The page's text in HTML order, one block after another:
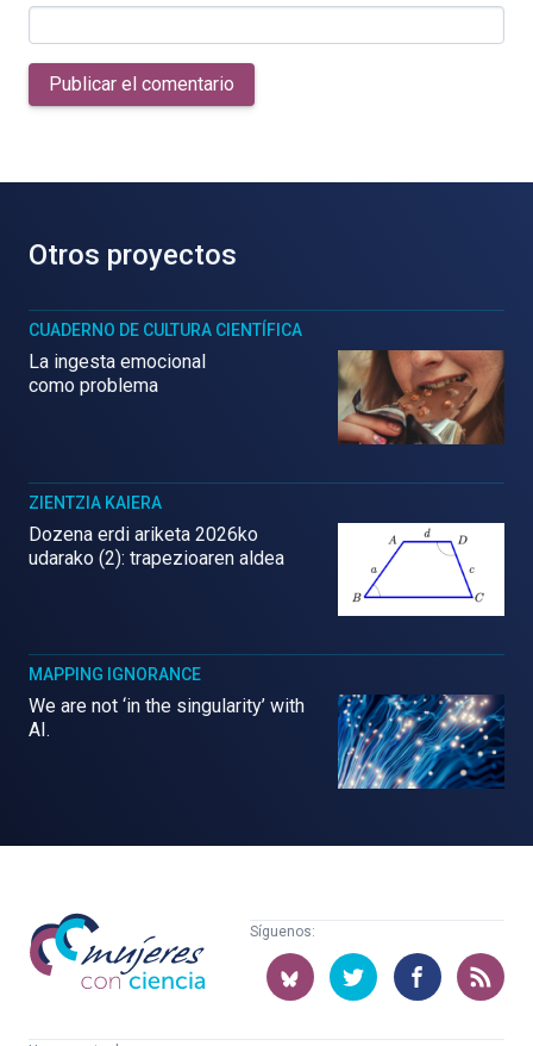
Publicar el comentario
Otros proyectos
CUADERNO DE CULTURA CIENTÍFICA
La ingesta emocional
como problema
ZIENTZIA KAIERA
Dozena erdi ariketa 2026ko
udarako (2): trapezioaren aldea
MAPPING IGNORANCE
We are not ‘in the singularity’ with
AI.
Mujeres
con
ciencia
Síguenos: